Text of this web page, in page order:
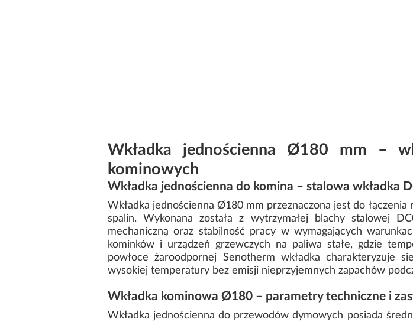
Wkładka jednościenna Ø180 mm –
kominowych
Wkładka jednościenna do komina – stalowa wkładka
Wkładka jednościenna Ø180 mm przeznaczona jest do
spalin. Wykonana została z wytrzymałej blachy stalowej
mechaniczną oraz stabilność pracy w wymagających
kominków i urządzeń grzewczych na paliwa stałe, gdzie
powłoce żaroodpornej Senotherm wkładka charakteryzuje
wysokiej temperatury bez emisji nieprzyjemnych zapachów
Wkładka kominowa Ø180 – parametry techniczne i
Wkładka jednościenna do przewodów dymowych posiada